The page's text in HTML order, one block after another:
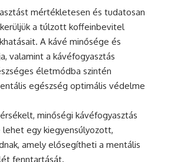
mértékletesen és tudatosan
a túlzott koffeinbevitel
A kávé minősége és
valamint a kávéfogyasztás
életmódba szintén
egészség optimális védelme
minőségi kávéfogyasztás
lehet egy kiegyensúlyozott,
amely elősegítheti a mentális
fenntartását.